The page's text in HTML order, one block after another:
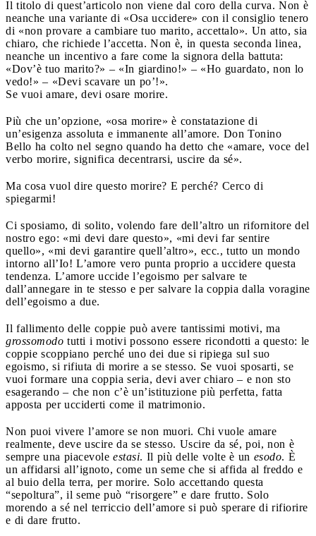
Il titolo di quest’articolo non viene dal coro della curva. Non è
neanche una variante di «Osa uccidere» con il consiglio tenero
di «non provare a cambiare tuo marito, accettalo». Un atto, sia
chiaro, che richiede l’accetta. Non è, in questa seconda linea,
neanche un incentivo a fare come la signora della battuta:
«Dov’è tuo marito?» – «In giardino!» – «Ho guardato, non lo
vedo!» – «Devi scavare un po’!».
Se vuoi amare, devi osare morire.
Più che un’opzione, «osa morire» è constatazione di
un’esigenza assoluta e immanente all’amore. Don Tonino
Bello ha colto nel segno quando ha detto che «amare, voce del
verbo morire, significa decentrarsi, uscire da sé».
Ma cosa vuol dire questo morire? E perché? Cerco di
spiegarmi!
Ci sposiamo, di solito, volendo fare dell’altro un rifornitore del
nostro ego: «mi devi dare questo», «mi devi far sentire
quello», «mi devi garantire quell’altro», ecc., tutto un mondo
intorno all’Io! L’amore vero punta proprio a uccidere questa
tendenza. L’amore uccide l’egoismo per salvare te
dall’annegare in te stesso e per salvare la coppia dalla voragine
dell’egoismo a due.
Il fallimento delle coppie può avere tantissimi motivi, ma
grossomodo tutti i motivi possono essere ricondotti a questo: le
coppie scoppiano perché uno dei due si ripiega sul suo
egoismo, si rifiuta di morire a se stesso. Se vuoi sposarti, se
vuoi formare una coppia seria, devi aver chiaro – e non sto
esagerando – che non c’è un’istituzione più perfetta, fatta
apposta per ucciderti come il matrimonio.
Non puoi vivere l’amore se non muori. Chi vuole amare
realmente, deve uscire da se stesso. Uscire da sé, poi, non è
sempre una piacevole estasi. Il più delle volte è un esodo. È
un affidarsi all’ignoto, come un seme che si affida al freddo e
al buio della terra, per morire. Solo accettando questa
“sepoltura”, il seme può “risorgere” e dare frutto. Solo
morendo a sé nel terriccio dell’amore si può sperare di rifiorire
e di dare frutto.